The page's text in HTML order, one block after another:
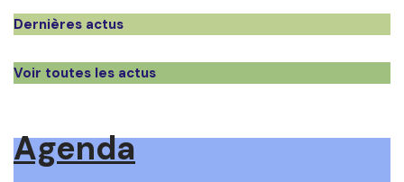
Dernières actus
Voir toutes les actus
Agenda